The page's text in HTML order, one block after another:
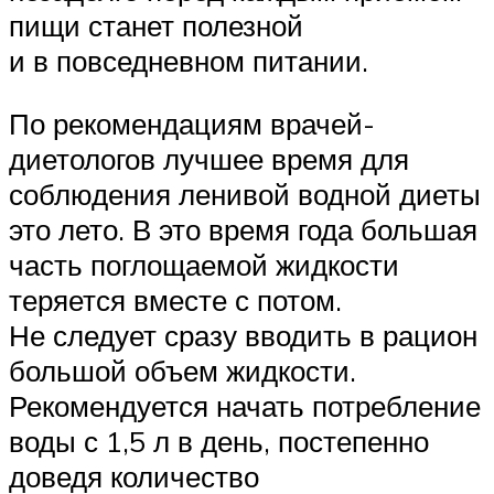
пищи станет полезной
и в повседневном питании.
По рекомендациям врачей-
диетологов лучшее время для
соблюдения ленивой водной диеты
это лето. В это время года большая
часть поглощаемой жидкости
теряется вместе с потом.
Не следует сразу вводить в рацион
большой объем жидкости.
Рекомендуется начать потребление
воды с 1,5 л в день, постепенно
доведя количество